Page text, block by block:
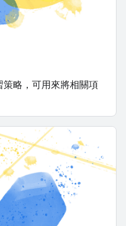
略，可用來將相關項